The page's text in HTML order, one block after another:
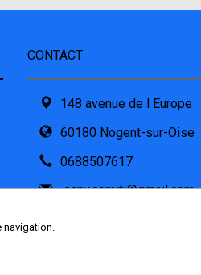
CONTACT
148 avenue de l Europe
60180 Nogent-sur-Oise
0688507617
eanv.comiti@gmail.com
navigation.